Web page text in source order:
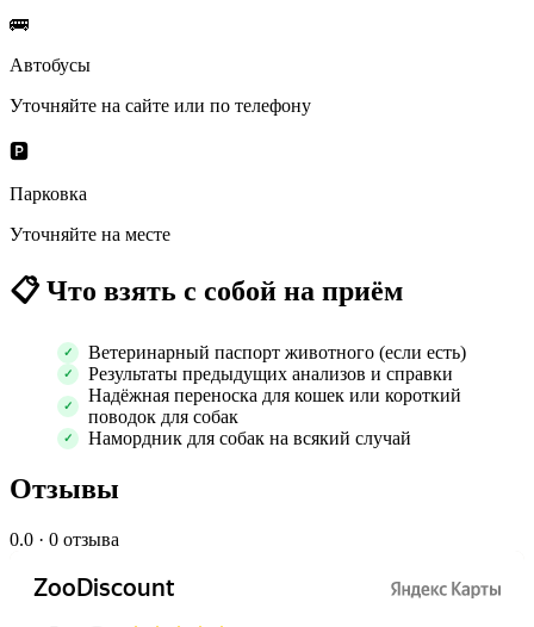
🚌
Автобусы
Уточняйте на сайте или по телефону
🅿️
Парковка
Уточняйте на месте
📋Что взять с собой на приём
Ветеринарный паспорт животного (если есть)
Результаты предыдущих анализов и справки
Надёжная переноска для кошек или короткий
поводок для собак
Намордник для собак на всякий случай
Отзывы
0.0 · 0 отзыва